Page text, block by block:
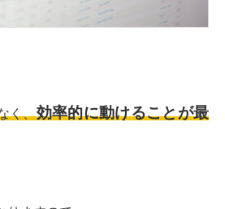
く、効率的に動けることが最